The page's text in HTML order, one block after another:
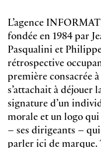
L’agence
fondée en 1984 par
Pasqualini et
rétrospective
première consacrée
s’attachait à déjouer
signature d’un
morale et un logo
– ses dirigeants –
parler ici de